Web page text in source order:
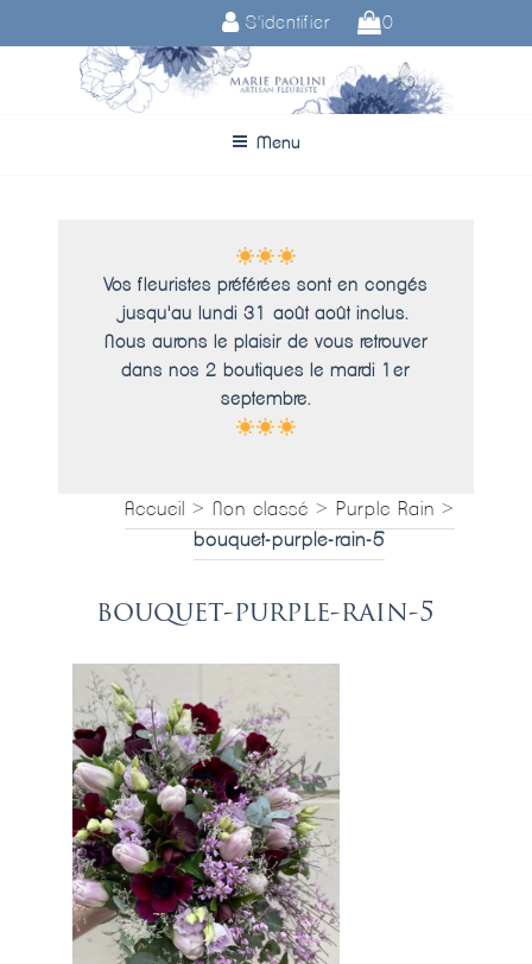
S'identifier 0
Menu
Vos fleuristes préférées sont en congés
jusqu'au lundi 31 août août inclus.
Nous aurons le plaisir de vous retrouver
dans nos 2 boutiques le mardi 1er
septembre.
Accueil > Non classé > Purple Rain >
bouquet-purple-rain-5
bouquet-purple-rain-5